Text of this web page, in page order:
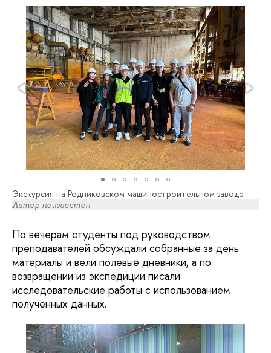
Экскурсия на Родниковском машиностроительном заводе
Автор неизвестен
По вечерам студенты под руководством
преподавателей обсуждали собранные за день
материалы и вели полевые дневники, а по
возвращении из экспедиции писали
исследовательские работы с использованием
полученных данных.